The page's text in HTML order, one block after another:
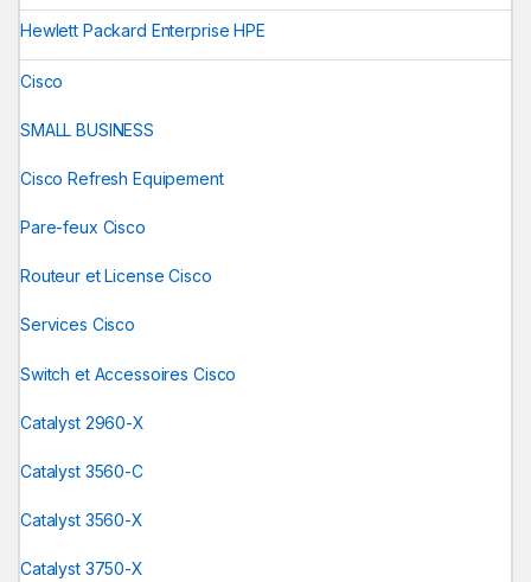
Hewlett Packard Enterprise HPE
Cisco
SMALL BUSINESS
Cisco Refresh Equipement
Pare-feux Cisco
Routeur et License Cisco
Services Cisco
Switch et Accessoires Cisco
Catalyst 2960-X
Catalyst 3560-C
Catalyst 3560-X
Catalyst 3750-X